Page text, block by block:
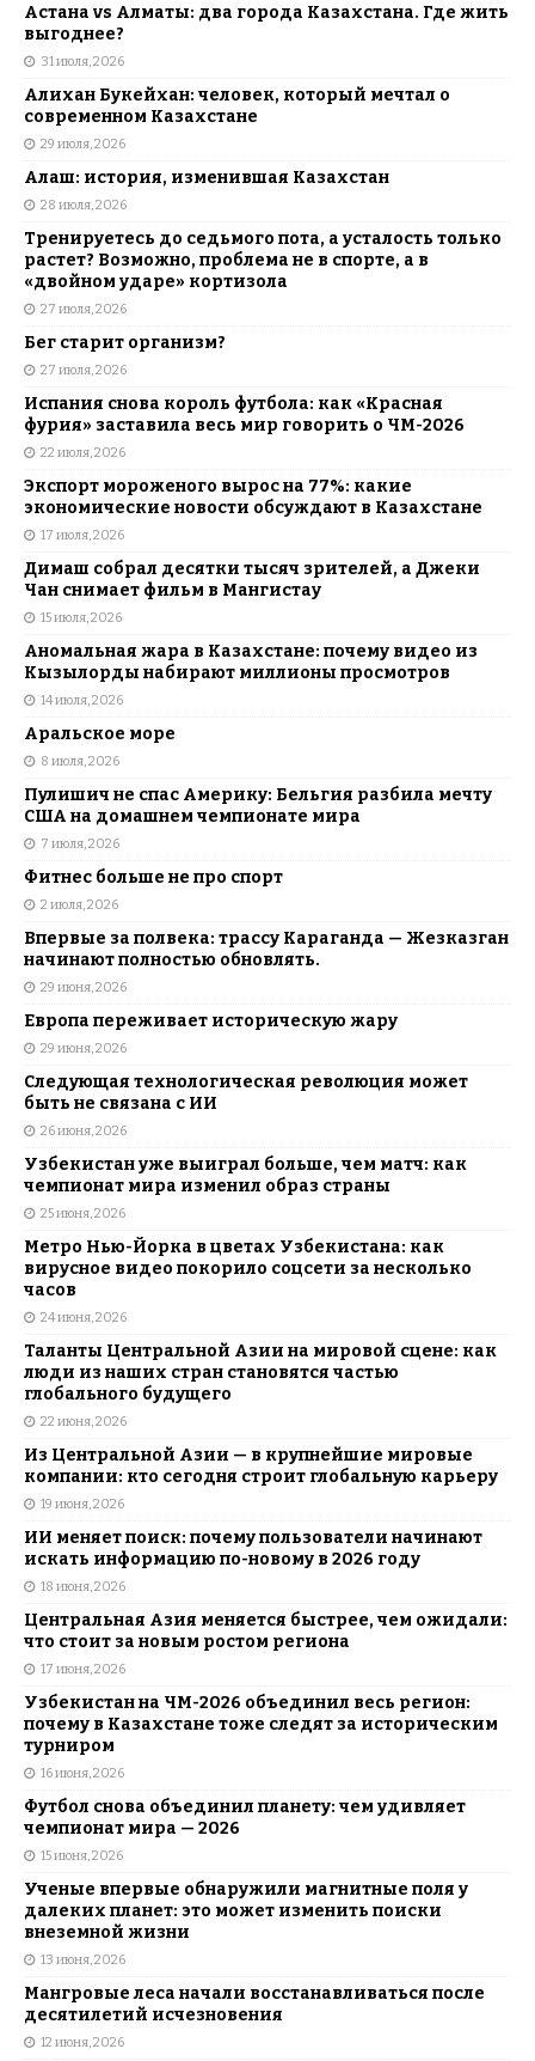
Астана vs Алматы: два города Казахстана. Где жить
выгоднее?
31 июля, 2026
Алихан Букейхан: человек, который мечтал о
современном Казахстане
29 июля, 2026
Алаш: история, изменившая Казахстан
28 июля, 2026
Тренируетесь до седьмого пота, а усталость только
растет? Возможно, проблема не в спорте, а в
«двойном ударе» кортизола
27 июля, 2026
Бег старит организм?
27 июля, 2026
Испания снова король футбола: как «Красная
фурия» заставила весь мир говорить о ЧМ-2026
22 июля, 2026
Экспорт мороженого вырос на 77%: какие
экономические новости обсуждают в Казахстане
17 июля, 2026
Димаш собрал десятки тысяч зрителей, а Джеки
Чан снимает фильм в Мангистау
15 июля, 2026
Аномальная жара в Казахстане: почему видео из
Кызылорды набирают миллионы просмотров
14 июля, 2026
Аральское море
8 июля, 2026
Пулишич не спас Америку: Бельгия разбила мечту
США на домашнем чемпионате мира
7 июля, 2026
Фитнес больше не про спорт
2 июля, 2026
Впервые за полвека: трассу Караганда — Жезказган
начинают полностью обновлять.
29 июня, 2026
Европа переживает историческую жару
29 июня, 2026
Следующая технологическая революция может
быть не связана с ИИ
26 июня, 2026
Узбекистан уже выиграл больше, чем матч: как
чемпионат мира изменил образ страны
25 июня, 2026
Метро Нью-Йорка в цветах Узбекистана: как
вирусное видео покорило соцсети за несколько
часов
24 июня, 2026
Таланты Центральной Азии на мировой сцене: как
люди из наших стран становятся частью
глобального будущего
22 июня, 2026
Из Центральной Азии — в крупнейшие мировые
компании: кто сегодня строит глобальную карьеру
19 июня, 2026
ИИ меняет поиск: почему пользователи начинают
искать информацию по-новому в 2026 году
18 июня, 2026
Центральная Азия меняется быстрее, чем ожидали:
что стоит за новым ростом региона
17 июня, 2026
Узбекистан на ЧМ-2026 объединил весь регион:
почему в Казахстане тоже следят за историческим
турниром
16 июня, 2026
Футбол снова объединил планету: чем удивляет
чемпионат мира — 2026
15 июня, 2026
Ученые впервые обнаружили магнитные поля у
далеких планет: это может изменить поиски
внеземной жизни
13 июня, 2026
Мангровые леса начали восстанавливаться после
десятилетий исчезновения
12 июня, 2026